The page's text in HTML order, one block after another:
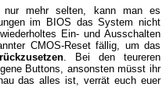
mehr selten, kann man es
im BIOS das System nicht
Ein- und Ausschalten
CMOS-Reset fällig, um das
. Bei den teureren
Buttons, ansonsten müsst ihr
das alles ist, verrät euch euer